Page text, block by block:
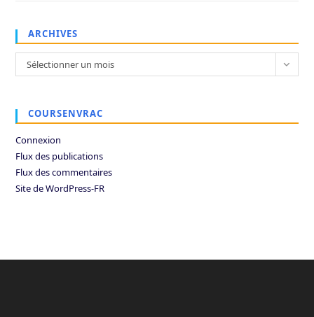
ARCHIVES
Archives
Sélectionner un mois
COURSENVRAC
Connexion
Flux des publications
Flux des commentaires
Site de WordPress-FR